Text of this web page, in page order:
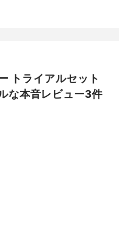
トライアルセット
な本音レビュー3件